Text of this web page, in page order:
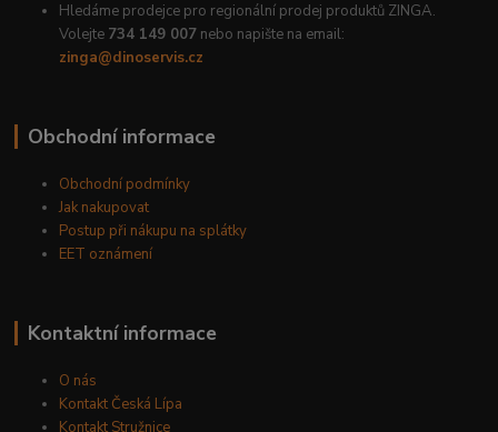
Hledáme prodejce pro regionální prodej produktů ZINGA.
Volejte 734 149 007 nebo napište na email:
zinga@dinoservis.cz
Obchodní informace
Obchodní podmínky
Jak nakupovat
Postup při nákupu na splátky
EET oznámení
Kontaktní informace
O nás
Kontakt Česká Lípa
Kontakt Stružnice